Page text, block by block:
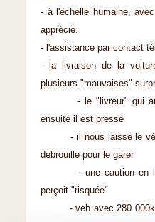
- à l'échelle humaine,
apprécié.
- l'assistance par contact
- la livraison de la
plusieurs "mauvaises"
- le "livreur" qui
ensuite il est pressé
- il nous laisse le véh
débrouille pour le garer
- une caution en
perçoit "risquée"
- veh avec 280 000km